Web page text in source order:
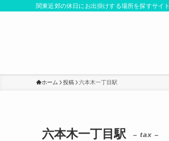
関東近郊の休日にお出掛けする場所を探すサイト
ホーム 投稿 六本木一丁目駅
六本木一丁目駅 – tax –